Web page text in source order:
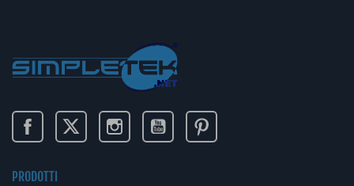
PRODOTTI